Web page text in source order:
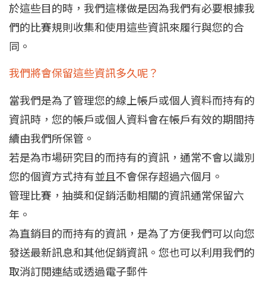
於這些目的時，我們這樣做是因為我們有必要根據我
們的比賽規則收集和使用這些資訊來履行與您的合
同。
我們將會保留這些資訊多久呢？
當我們是為了管理您的線上帳戶或個人資料而持有的
資訊時，您的帳戶或個人資料會在帳戶有效的期間持
續由我們所保管。
若是為市場研究目的而持有的資訊，通常不會以識別
您的個資方式持有並且不會保存超過六個月。
管理比賽，抽獎和促銷活動相關的資訊通常保留六
年。
為直銷目的而持有的資訊，是為了方便我們可以向您
發送最新訊息和其他促銷資訊。您也可以利用我們的
取消訂閱連結或透過電子郵件